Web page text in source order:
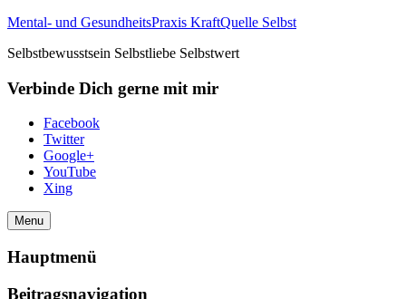
Mental- und GesundheitsPraxis KraftQuelle Selbst
Selbstbewusstsein Selbstliebe Selbstwert
Verbinde Dich gerne mit mir
Facebook
Twitter
Google+
YouTube
Xing
Menu
Hauptmenü
Beitragsnavigation